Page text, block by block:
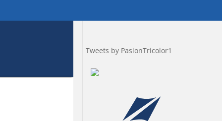
Tweets by PasionTricolor1